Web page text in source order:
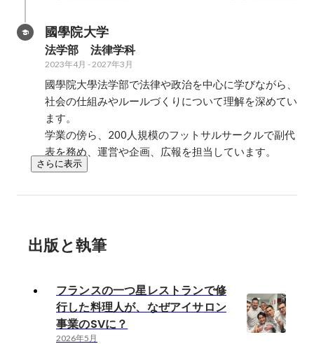
國學院大学
法学部　法律学科
2023年4月 - 2027年3月
國學院大學法学部で法律や政治を中心に学びながら、
社会の仕組みやルールづくりについて理解を深めてい
ます。
学業の傍ら、200人規模のフットサルサークルで副代
表を務め、運営や企画、広報を担当しています。
さらに表示
出版と執筆
フランスの一つ星レストランで修
行した料理人が、なぜアイサロン
事業のSVに？
2026年5月